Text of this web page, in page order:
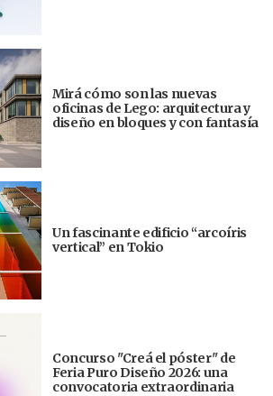
Mirá cómo son las nuevas
oficinas de Lego: arquitectura y
diseño en bloques y con fantasía
Un fascinante edificio “arcoíris
vertical” en Tokio
Concurso "Creá el póster" de
Feria Puro Diseño 2026: una
convocatoria extraordinaria